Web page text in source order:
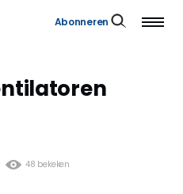
Abonneren
48 bekeken